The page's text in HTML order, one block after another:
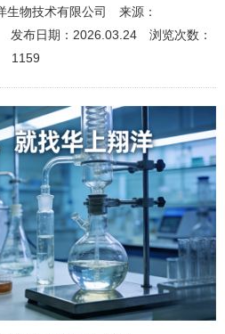
生物技术有限公司 来源：
发布日期：2026.03.24 浏览次数：
1159